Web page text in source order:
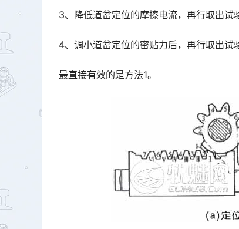
3、降低道岔定位的摩擦电流，再行取出试
4、调小道岔定位的密贴力后，再行取出试
最直接有效的是方法1。